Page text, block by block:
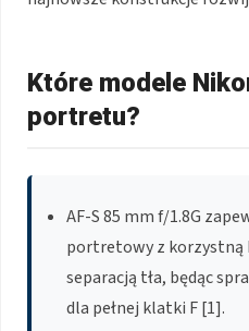
Które modele
portretu?
AF-S 85 mm f/1.8G
portretowy z korzystną
separacją tła, będąc
dla pełnej klatki F [1].